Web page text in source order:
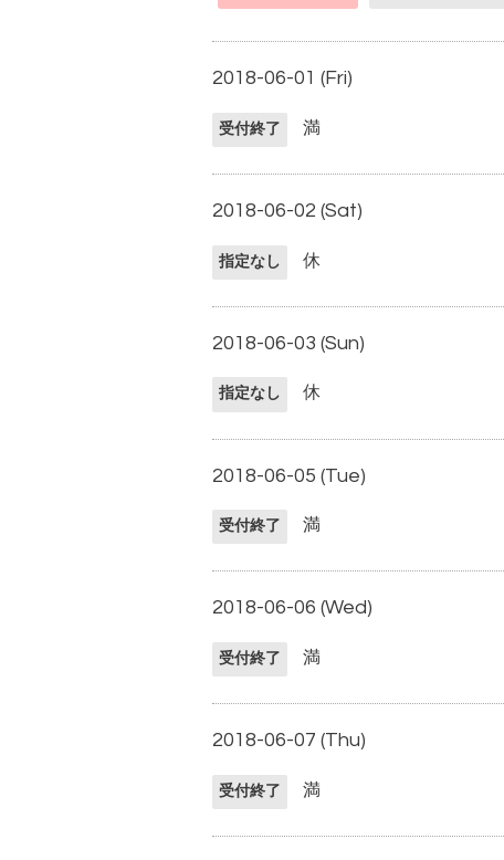
2018-06-01 (Fri)
受付終了 満
2018-06-02 (Sat)
指定なし 休
2018-06-03 (Sun)
指定なし 休
2018-06-05 (Tue)
受付終了 満
2018-06-06 (Wed)
受付終了 満
2018-06-07 (Thu)
受付終了 満